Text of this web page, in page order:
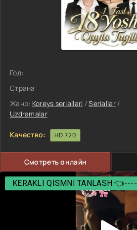
Год:
Страна:
Жанр: Koreys seriallari /Seriallar/
Uzdramalar
Качество: HD 720
Смотреть онлайн
KERAKLI QISMNI TANLASH 👈----
KERAKLI QISMNI TANLASH 👈----